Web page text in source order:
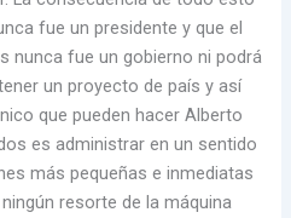
fue un presidente y que el
nunca fue un gobierno ni podrá
un proyecto de país y así
que pueden hacer Alberto
es administrar en un sentido
más pequeñas e inmediatas
resorte de la máquina